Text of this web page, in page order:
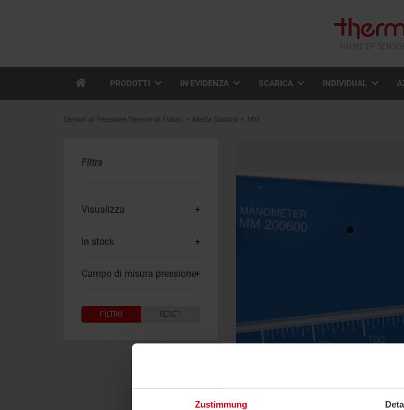
Zustimmung
PRODOTTI IN EVIDENZA SCARICA INDIVIDUAL
Sensori di Pressione/Sensori di Flusso Media Gassosi MM
Filtra
Visualizza
In stock
Campo di misura pressione
FILTRO RESET